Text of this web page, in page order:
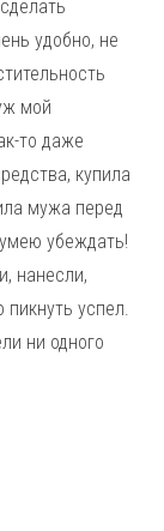
удобно, не
мой
то даже
купила
мужа перед
убеждать!
нанесли,
успел.
ни одного